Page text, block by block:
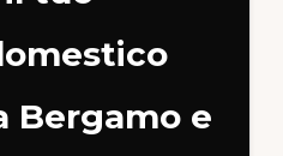
Bergamo e